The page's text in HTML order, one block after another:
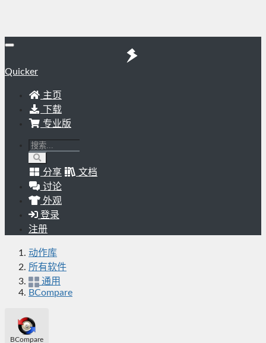
Quicker
主页
下载
专业版
分享
文档
讨论
外观
登录
注册
动作库
所有软件
通用
BCompare
BCompare